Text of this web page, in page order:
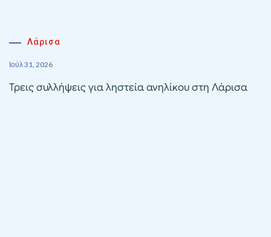
Λάρισα
Ιούλ 31, 2026
Τρεις συλλήψεις για ληστεία ανηλίκου στη Λάρισα